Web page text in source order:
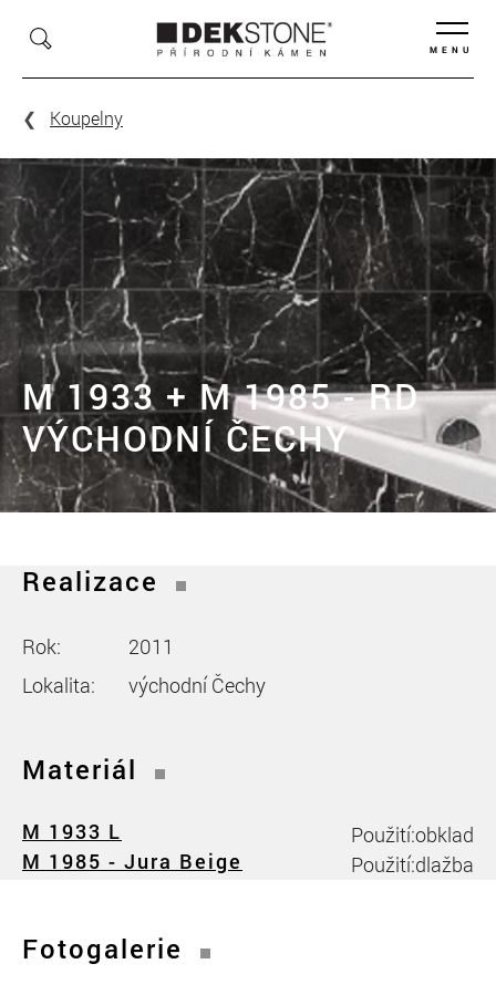
MENU
Koupelny
M 1933 + M 1985 - RD
VÝCHODNÍ ČECHY
Realizace
Rok:
2011
Lokalita:
východní Čechy
Materiál
M 1933 L Použití:obklad
M 1985 - Jura Beige
Použití:dlažba
Fotogalerie